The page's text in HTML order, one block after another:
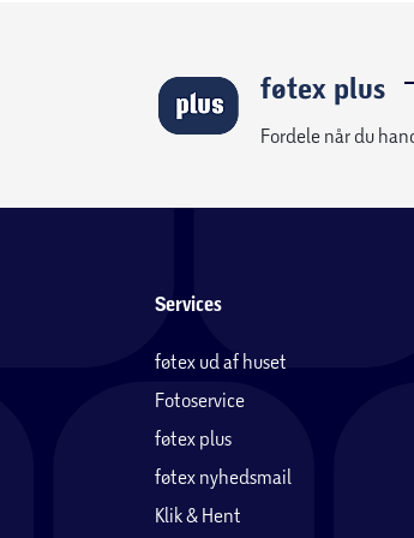
føtex plus
Fordele når du
Services
føtex ud af huset
Fotoservice
føtex plus
føtex nyhedsmail
Klik & Hent